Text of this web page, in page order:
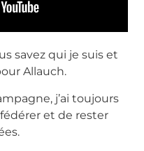
savez qui je suis et
Allauch.
j’ai toujours
et de rester